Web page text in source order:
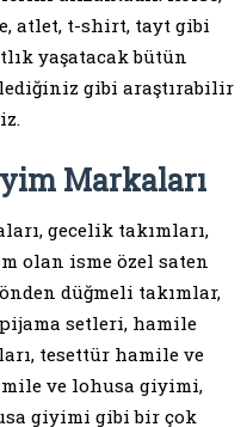
atlet, t-shirt, tayt gibi
yaşatacak bütün
gibi araştırabilir
Markaları
gecelik takımları,
olan isme özel saten
düğmeli takımlar,
setleri, hamile
tesettür hamile ve
ve lohusa giyimi,
giyimi gibi bir çok